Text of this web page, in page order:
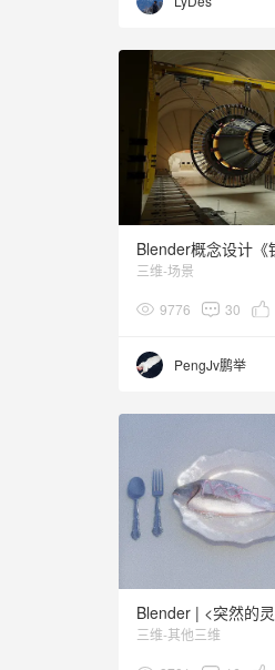
三维-场景
9776 30
PengJv鹏举
三维-其他三维